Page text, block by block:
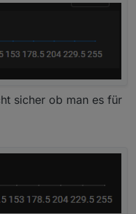
sicher ob man es für